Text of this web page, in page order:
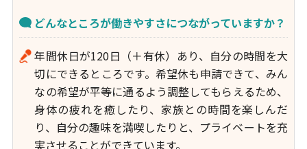
どんなところが働きやすさにつながっていますか？
年間休日が120日（＋有休）あり、自分の時間を大
切にできるところです。希望休も申請できて、みん
なの希望が平等に通るよう調整してもらえるため、
身体の疲れを癒したり、家族との時間を楽しんだ
り、自分の趣味を満喫したりと、プライベートを充
実させることができています。